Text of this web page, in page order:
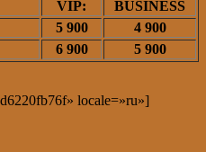
VIP:
BUSINESS
5 900
4 900
6 900 5 900
locale=»ru»]